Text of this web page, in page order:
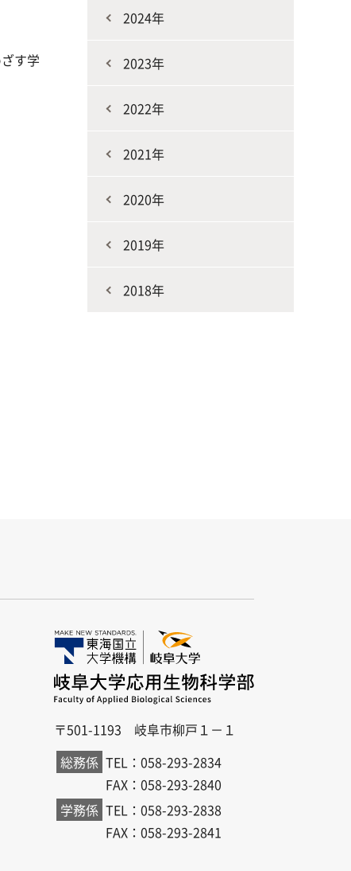
生産環境科学課程
す学
2024年
2023年
2022年
2021年
2020年
2019年
2018年
〒501-1193 岐阜市柳戸１－１
総務係 TEL：058-293-2834
FAX：058-293-2840
学務係 TEL：058-293-2838
FAX：058-293-2841